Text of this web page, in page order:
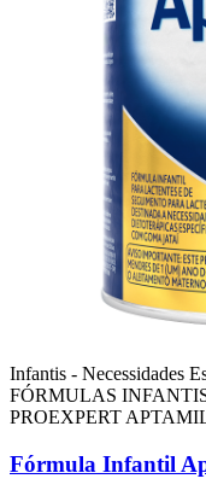
Infantis - Necessidades
FÓRMULAS
PROEXPERT
Fórmula Infantil